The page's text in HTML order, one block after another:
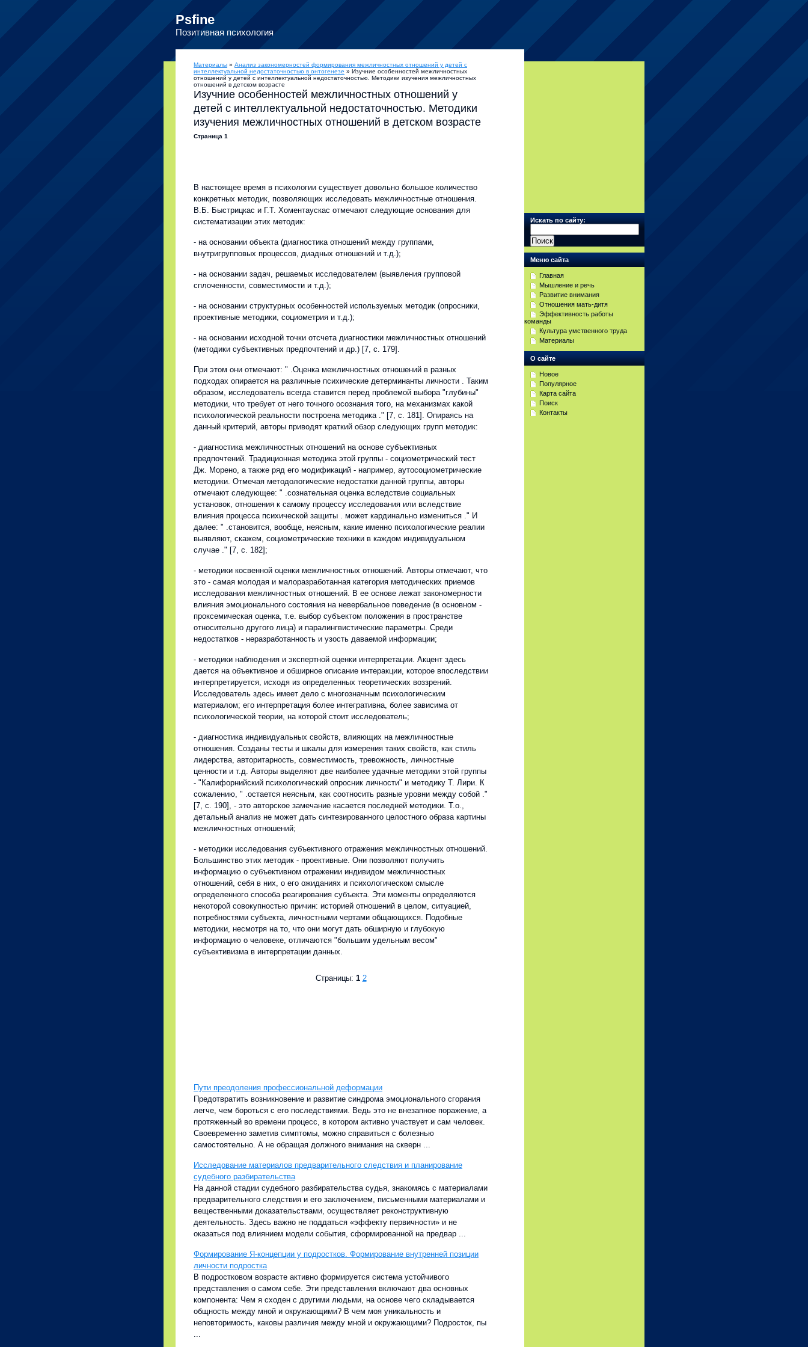
Psfine
Позитивная психология
Материалы » Анализ закономерностей формирования межличностных отношений у детей с
интеллектуальной недостаточностью в онтогенезе » Изучние особенностей межличностных
отношений у детей с интеллектуальной недостаточностью. Методики изучения межличностных
отношений в детском возрасте
Изучние особенностей межличностных отношений у
детей с интеллектуальной недостаточностью. Методики
изучения межличностных отношений в детском возрасте
Страница 1
В настоящее время в психологии существует довольно большое количество
конкретных методик, позволяющих исследовать межличностные отношения.
В.Б. Быстрицкас и Г.Т. Хоментаускас отмечают следующие основания для
систематизации этих методик:
- на основании объекта (диагностика отношений между группами,
внутригрупповых процессов, диадных отношений и т.д.);
- на основании задач, решаемых исследователем (выявления групповой
сплоченности, совместимости и т.д.);
- на основании структурных особенностей используемых методик (опросники,
проективные методики, социометрия и т.д.);
- на основании исходной точки отсчета диагностики межличностных отношений
(методики субъективных предпочтений и др.) [7, с. 179].
При этом они отмечают: " .Оценка межличностных отношений в разных
подходах опирается на различные психические детерминанты личности . Таким
образом, исследователь всегда ставится перед проблемой выбора "глубины"
методики, что требует от него точного осознания того, на механизмах какой
психологической реальности построена методика ." [7, с. 181]. Опираясь на
данный критерий, авторы приводят краткий обзор следующих групп методик:
- диагностика межличностных отношений на основе субъективных
предпочтений. Традиционная методика этой группы - социометрический тест
Дж. Морено, а также ряд его модификаций - например, аутосоциометрические
методики. Отмечая методологические недостатки данной группы, авторы
отмечают следующее: " .сознательная оценка вследствие социальных
установок, отношения к самому процессу исследования или вследствие
влияния процесса психической защиты . может кардинально измениться ." И
далее: " .становится, вообще, неясным, какие именно психологические реалии
выявляют, скажем, социометрические техники в каждом индивидуальном
случае ." [7, с. 182];
- методики косвенной оценки межличностных отношений. Авторы отмечают, что
это - самая молодая и малоразработанная категория методических приемов
исследования межличностных отношений. В ее основе лежат закономерности
влияния эмоционального состояния на невербальное поведение (в основном -
проксемическая оценка, т.е. выбор субъектом положения в пространстве
относительно другого лица) и паралингвистические параметры. Среди
недостатков - неразработанность и узость даваемой информации;
- методики наблюдения и экспертной оценки интерпретации. Акцент здесь
дается на объективное и обширное описание интеракции, которое впоследствии
интерпретируется, исходя из определенных теоретических воззрений.
Исследователь здесь имеет дело с многозначным психологическим
материалом; его интерпретация более интегративна, более зависима от
психологической теории, на которой стоит исследователь;
- диагностика индивидуальных свойств, влияющих на межличностные
отношения. Созданы тесты и шкалы для измерения таких свойств, как стиль
лидерства, авторитарность, совместимость, тревожность, личностные
ценности и т.д. Авторы выделяют две наиболее удачные методики этой группы
- "Калифорнийский психологический опросник личности" и методику Т. Лири. К
сожалению, " .остается неясным, как соотносить разные уровни между собой ."
[7, с. 190], - это авторское замечание касается последней методики. Т.о.,
детальный анализ не может дать синтезированного целостного образа картины
межличностных отношений;
- методики исследования субъективного отражения межличностных отношений.
Большинство этих методик - проективные. Они позволяют получить
информацию о субъективном отражении индивидом межличностных
отношений, себя в них, о его ожиданиях и психологическом смысле
определенного способа реагирования субъекта. Эти моменты определяются
некоторой совокупностью причин: историей отношений в целом, ситуацией,
потребностями субъекта, личностными чертами общающихся. Подобные
методики, несмотря на то, что они могут дать обширную и глубокую
информацию о человеке, отличаются "большим удельным весом"
субъективизма в интерпретации данных.
Страницы: 1 2
Пути преодоления профессиональной деформации
Предотвратить возникновение и развитие синдрома эмоционального сгорания
легче, чем бороться с его последствиями. Ведь это не внезапное поражение, а
протяженный во времени процесс, в котором активно участвует и сам человек.
Своевременно заметив симптомы, можно справиться с болезнью
самостоятельно. А не обращая должного внимания на скверн ...
Исследование материалов предварительного следствия и планирование
судебного разбирательства
На данной стадии судебного разбирательства судья, знакомясь с материалами
предварительного следствия и его заключением, письменными материалами и
вещественными доказательствами, осуществляет реконструктивную
деятельность. Здесь важно не поддаться «эффекту первичности» и не
оказаться под влиянием модели события, сформированной на предвар ...
Формирование Я-концепции у подростков. Формирование внутренней позиции
личности подростка
В подростковом возрасте активно формируется система устойчивого
представления о самом себе. Эти представления включают два основных
компонента: Чем я сходен с другими людьми, на основе чего складывается
общность между мной и окружающими? В чем моя уникальность и
неповторимость, каковы различия между мной и окружающими? Подросток, пы
...
Искать по сайту:
Меню сайта
Главная
Мышление и речь
Развитие внимания
Отношения мать-дитя
Эффективность работы
команды
Культура умственного труда
Материалы
О сайте
Новое
Популярное
Карта сайта
Поиск
Контакты